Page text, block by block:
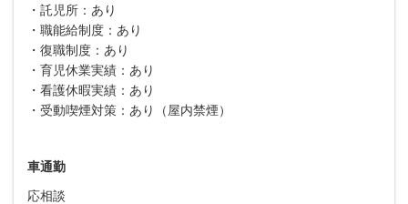
・託児所：あり
・職能給制度：あり
・復職制度：あり
・育児休業実績：あり
・看護休暇実績：あり
・受動喫煙対策：あり（屋内禁煙）
車通勤
応相談